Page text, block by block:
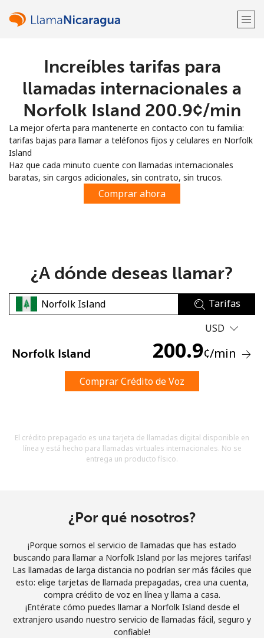
¡Bienvenido!
Regístrate con
o
No se ha creado una contraseña
Mínimo 8 caracteres
Una letra mayúscula y una minúscula
estosTérminos y condiciones.
Únete
Increíbles tarifas para
llamadas internacionales a
Norfolk Island ⁦200.9¢⁩/min
La mejor oferta para mantenerte en contacto con tu familia:
tarifas bajas para llamar a teléfonos fijos y celulares en Norfolk
Island
Haz que cada minuto cuente con llamadas internacionales
baratas, sin cargos adicionales, sin contrato, sin trucos.
Comprar ahora
¿A dónde deseas llamar?
Tarifas
USD
Norfolk Island 200.9¢/min
Comprar Crédito de Voz
El crédito prepagado es una tarjeta de llamadas digital disponible en
línea y está hecho para llamadas virtuales internacionales. No se
entrega un producto físico.
¿Por qué nosotros?
¡Porque somos el servicio de llamadas que has estado
buscando para llamar a Norfolk Island por las mejores tarifas!
Las llamadas de larga distancia no podrían ser más fáciles que
esto: elige tarjetas de llamada prepagadas, crea una cuenta,
compra crédito de voz en línea y llama a casa.
¡Entérate cómo puedes llamar a Norfolk Island desde el
extranjero usando nuestro servicio de llamadas fácil, seguro y
confiable!